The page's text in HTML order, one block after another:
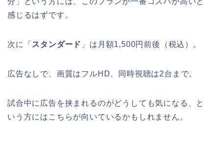
感じるはずです。
次に「 スタンダード 」は月額1,500円前後（税込）。
広告なしで、画質はフルHD、同時視聴は2台まで。
試合中に広告を挟まれるのがどうしても気になる、と
いう方にはこちらが向いているかもしれません。